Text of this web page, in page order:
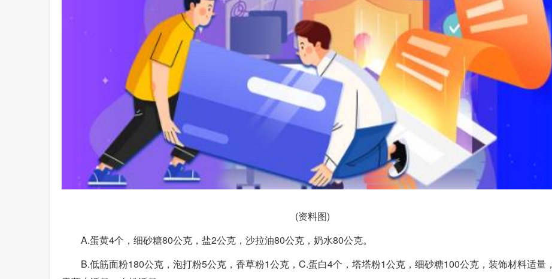
(资料图)
A.蛋黄4个，细砂糖80公克，盐2公克，沙拉油80公克，奶水80公克。
B.低筋面粉180公克，泡打粉5公克，香草粉1公克，C.蛋白4个，塔塔粉1公克，细砂糖100公克，装饰材料适量，